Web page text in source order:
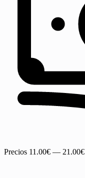
Precios 11.00€ — 21.00€